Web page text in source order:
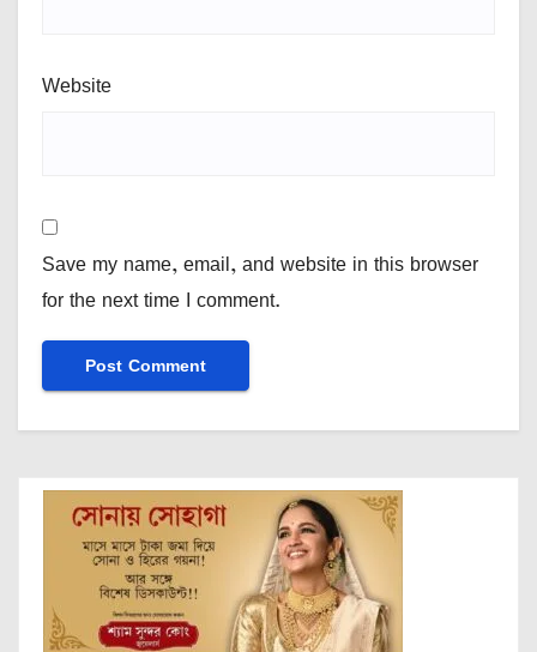
Website
Save my name, email, and website in this browser
for the next time I comment.